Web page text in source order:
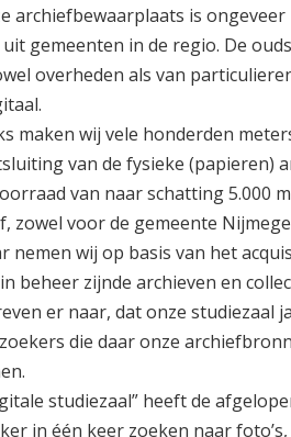
archiefbewaarplaats is
gemeenten in de regio. De
overheden als van
maken wij vele honderden
van de fysieke (papieren)
van naar schatting 5.000
zowel voor de gemeente
nemen wij op basis van het
beheer zijnde archieven en
er naar, dat onze studiezaal
die daar onze
studiezaal” heeft de
in één keer zoeken naar